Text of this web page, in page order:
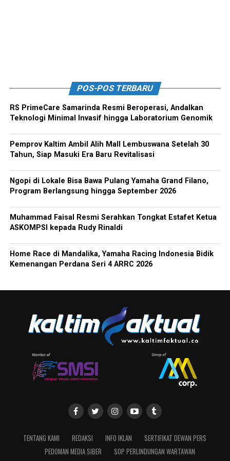
POS-POS TERBARU
RS PrimeCare Samarinda Resmi Beroperasi, Andalkan
Teknologi Minimal Invasif hingga Laboratorium Genomik
Pemprov Kaltim Ambil Alih Mall Lembuswana Setelah 30
Tahun, Siap Masuki Era Baru Revitalisasi
Ngopi di Lokale Bisa Bawa Pulang Yamaha Grand Filano,
Program Berlangsung hingga September 2026
Muhammad Faisal Resmi Serahkan Tongkat Estafet Ketua
ASKOMPSI kepada Rudy Rinaldi
Home Race di Mandalika, Yamaha Racing Indonesia Bidik
Kemenangan Perdana Seri 4 ARRC 2026
TENTANG KAMI REDAKSI INFO IKLAN
SERTIFIKAT DEWAN PERS
PEDOMAN MEDIA SIBER
SOP PERLINDUNGAN WARTAWAN